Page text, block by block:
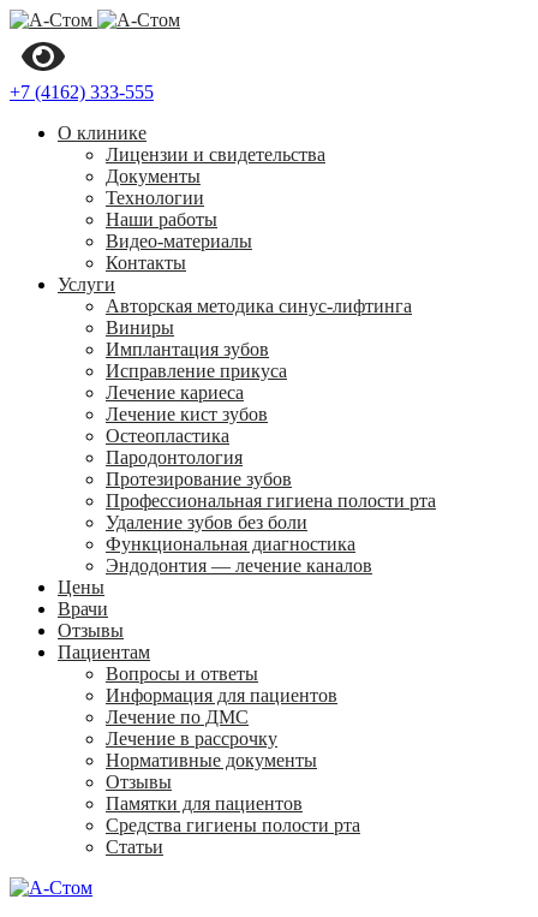
+7 (4162) 333-555
О клинике
Лицензии и свидетельства
Документы
Технологии
Наши работы
Видео-материалы
Контакты
Услуги
Авторская методика синус-лифтинга
Виниры
Имплантация зубов
Исправление прикуса
Лечение кариеса
Лечение кист зубов
Остеопластика
Пародонтология
Протезирование зубов
Профессиональная гигиена полости рта
Удаление зубов без боли
Функциональная диагностика
Эндодонтия — лечение каналов
Цены
Врачи
Отзывы
Пациентам
Вопросы и ответы
Информация для пациентов
Лечение по ДМС
Лечение в рассрочку
Нормативные документы
Отзывы
Памятки для пациентов
Средства гигиены полости рта
Статьи